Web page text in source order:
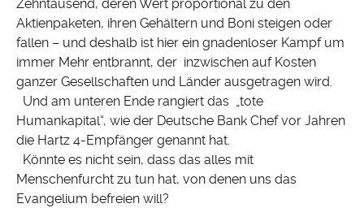
Zehntausend, deren Wert proportional zu den
Aktienpaketen, ihren Gehältern und Boni steigen oder
fallen – und deshalb ist hier ein gnadenloser Kampf um
immer Mehr entbrannt, der inzwischen auf Kosten
ganzer Gesellschaften und Länder ausgetragen wird.
Und am unteren Ende rangiert das „tote
Humankapital“, wie der Deutsche Bank Chef vor Jahren
die Hartz 4-Empfänger genannt hat.
Könnte es nicht sein, dass das alles mit
Menschenfurcht zu tun hat, von denen uns das
Evangelium befreien will?